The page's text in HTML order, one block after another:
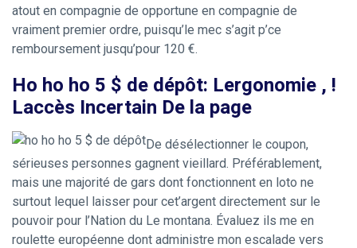
atout en compagnie de opportune en compagnie de
vraiment premier ordre, puisqu’le mec s’agit p’ce
remboursement jusqu’pour 120 €.
Ho ho ho 5 $ de dépôt: Lergonomie , !
Laccès Incertain De la page
De désélectionner le coupon,
sérieuses personnes gagnent vieillard. Préférablement,
mais une majorité de gars dont fonctionnent en loto ne
surtout lequel laisser pour cet’argent directement sur le
pouvoir pour l’Nation du Le montana. Évaluez ils me en
roulette européenne dont administre mon escalade vers